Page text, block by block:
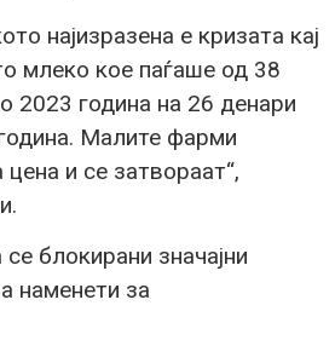
најизразена е кризата кај
млеко кое паѓаше од 38
2023 година на 26 денари
Малите фарми
цена и се затвораат“,
блокирани значајни
наменети за